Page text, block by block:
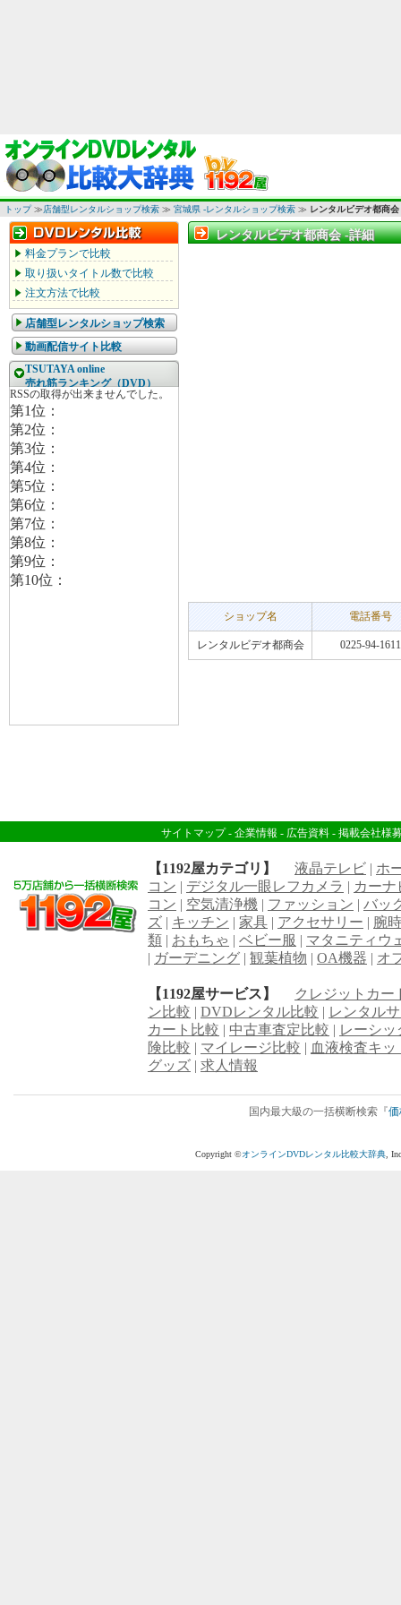
トップ≫店舗型レンタルショップ検索 ≫ 宮城県 -レンタルショップ検索 ≫ レンタルビデオ都商
料金プランで比較
取り扱いタイトル数で比較
注文方法で比較
店舗型レンタルショップ検索
動画配信サイト比較
TSUTAYA online
売れ筋ランキング（DVD）
レンタルビデオ都商会 -詳細
レンタルビデオ都商会 -詳細
ショップ名 電話番号
レンタルビデオ都商会 0225-94-1611
サイトマップ- 企業情報 - 広告資料 - 掲載会社様
【1192屋カテゴリ】 液晶テレビ | ホ
コン | デジタル一眼レフカメラ | カーナ
コン | 空気清浄機 | ファッション | バッ
ズ | キッチン | 家具 | アクセサリー | 腕
類 | おもちゃ | ベビー服 | マタニティウ
| ガーデニング | 観葉植物 | OA機器 | オ
【1192屋サービス】
クレジットカー
ン比較 | DVDレンタル比較 | レンタル
カート比較 | 中古車査定比較 | レーシッ
険比較 | マイレージ比較 | 血液検査キッ
グッズ | 求人情報
国内最大級の一括横断検索『価
Copyright ©オンラインDVDレンタル比較大辞典 ,